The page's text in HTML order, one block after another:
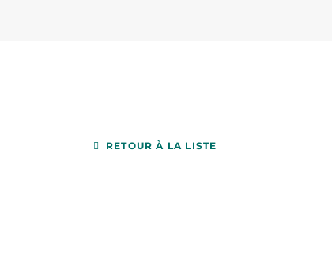
RETOUR À LA LISTE